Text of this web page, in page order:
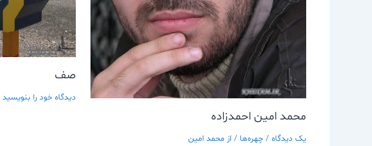
محمد امين احمدزاده
یک دیدگاه / چهره‌ها / از محمد امین
صف
دیدگاه‌ خود را بنویسید